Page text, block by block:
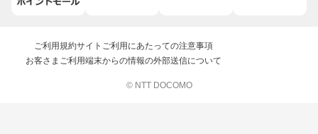
ご利用規約サイトご利用にあたっての注意事項
お客さまご利用端末からの情報の外部送信について
© NTT DOCOMO